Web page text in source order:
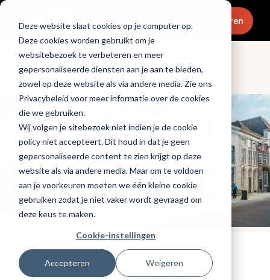
Deze website slaat cookies op je computer op.
Deze cookies worden gebruikt om je
websitebezoek te verbeteren en meer
gepersonaliseerde diensten aan je aan te bieden,
zowel op deze website als via andere media. Zie ons
Privacybeleid voor meer informatie over de cookies
die we gebruiken.
Wij volgen je sitebezoek niet indien je de cookie
policy niet accepteert. Dit houd in dat je geen
gepersonaliseerde content te zien krijgt op deze
website als via andere media. Maar om te voldoen
aan je voorkeuren moeten we één kleine cookie
gebruiken zodat je niet vaker wordt gevraagd om
deze keus te maken.
Cookie-instellingen
Accepteren Weigeren
Menu Abonneren
Openingen & design
Tags:nieuwe-zaken
Gepubliceerd op: 11 mei 2026